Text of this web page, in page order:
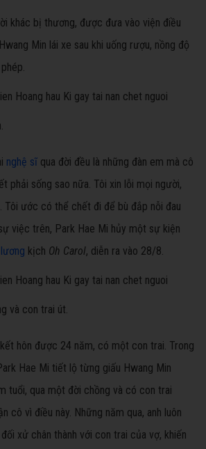
khác bị thương, được đưa vào viện điều
Min lái xe sau khi uống rượu, nồng độ
nghệ sĩ qua đời đều là những đàn em mà cô
phải sống sao nữa. Tôi xin lỗi mọi người,
Tôi ước có thể chết đi để bù đắp nỗi đau
việc trên, Park Hae Mi hủy một sự kiện
kịch Oh Carol, diễn ra vào 28/8.
và con trai út.
hôn được 24 năm, có một con trai. Trong
Hae Mi tiết lộ từng giấu Hwang Min
tuổi, qua một đời chồng và có con trai
cô vì điều này. Những năm qua, anh luôn
xử chân thành với con trai của vợ, khiến